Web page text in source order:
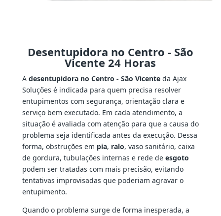
Desentupidora no Centro - São
Vicente 24 Horas
A desentupidora no Centro - São Vicenteda Ajax
Soluções é indicada para quem precisa resolver
entupimentos com segurança, orientação clara e
serviço bem executado. Em cada atendimento, a
situação é avaliada com atenção para que a causa do
problema seja identificada antes da execução. Dessa
forma, obstruções em pia, ralo, vaso sanitário, caixa
de gordura, tubulações internas e rede de esgoto
podem ser tratadas com mais precisão, evitando
tentativas improvisadas que poderiam agravar o
entupimento.
Quando o problema surge de forma inesperada, a